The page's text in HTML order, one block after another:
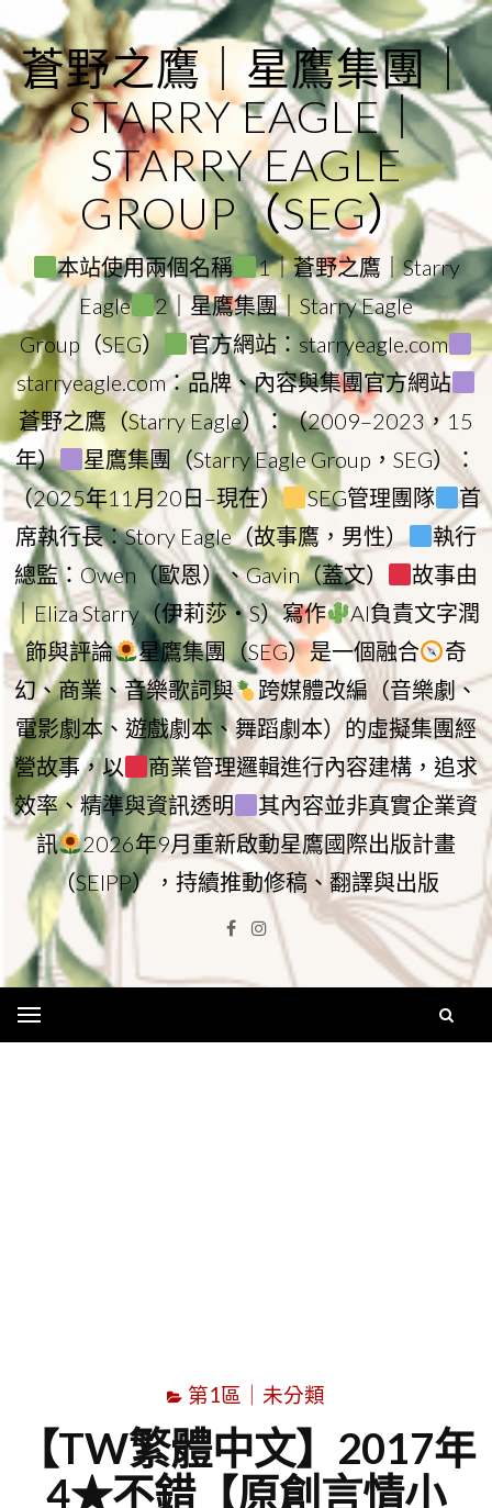
to
content
蒼野之鷹｜星鷹集團｜
STARRY EAGLE｜
STARRY EAGLE
GROUP（SEG）
本站使用兩個名稱
1｜蒼野之鷹｜Starry
Eagle
2｜星鷹集團｜Starry Eagle
Group（SEG）
官方網站：starryeagle.com
starryeagle.com：品牌、內容與集團官方網站
蒼野之鷹（Starry Eagle）：（2009–2023，15
年）
星鷹集團（Starry Eagle Group，SEG）：
（2025年11月20日–現在）
SEG管理團隊
首
席執行長：Story Eagle（故事鷹，男性）
執行
總監：Owen（歐恩）、Gavin（蓋文）
故事由
｜Eliza Starry（伊莉莎・S）寫作
AI負責文字潤
飾與評論
星鷹集團（SEG）是一個融合
奇
幻、商業、音樂歌詞與
跨媒體改編（音樂劇、
電影劇本、遊戲劇本、舞蹈劇本）的虛擬集團經
營故事，以
商業管理邏輯進行內容建構，追求
效率、精準與資訊透明
其內容並非真實企業資
訊
2026年9月重新啟動星鷹國際出版計畫
（SEIPP），持續推動修稿、翻譯與出版
Facebook
Instagram
第1區｜未分類
【TW繁體中文】2017年
4★不錯【原創言情小